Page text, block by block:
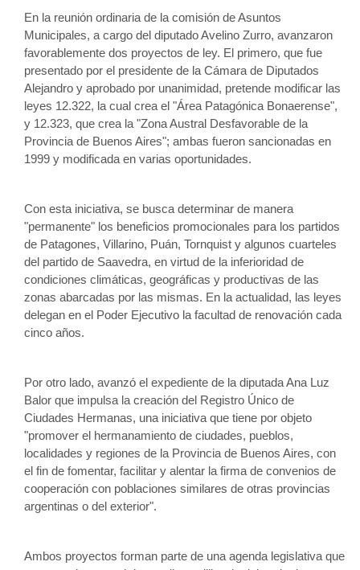
En la reunión ordinaria de la comisión de Asuntos
Municipales, a cargo del diputado Avelino Zurro, avanzaron
favorablemente dos proyectos de ley. El primero, que fue
presentado por el presidente de la Cámara de Diputados
Alejandro y aprobado por unanimidad, pretende modificar las
leyes 12.322, la cual crea el "Área Patagónica Bonaerense",
y 12.323, que crea la "Zona Austral Desfavorable de la
Provincia de Buenos Aires"; ambas fueron sancionadas en
1999 y modificada en varias oportunidades.
Con esta iniciativa, se busca determinar de manera
"permanente" los beneficios promocionales para los partidos
de Patagones, Villarino, Puán, Tornquist y algunos cuarteles
del partido de Saavedra, en virtud de la inferioridad de
condiciones climáticas, geográficas y productivas de las
zonas abarcadas por las mismas. En la actualidad, las leyes
delegan en el Poder Ejecutivo la facultad de renovación cada
cinco años.
Por otro lado, avanzó el expediente de la diputada Ana Luz
Balor que impulsa la creación del Registro Único de
Ciudades Hermanas, una iniciativa que tiene por objeto
"promover el hermanamiento de ciudades, pueblos,
localidades y regiones de la Provincia de Buenos Aires, con
el fin de fomentar, facilitar y alentar la firma de convenios de
cooperación con poblaciones similares de otras provincias
argentinas o del exterior".
Ambos proyectos forman parte de una agenda legislativa que